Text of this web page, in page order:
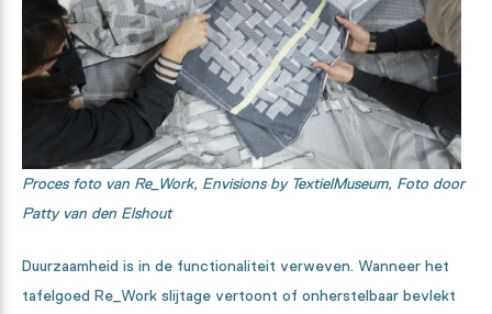
Proces foto van Re_Work, Envisions by TextielMuseum, Foto door
Patty van den Elshout
Duurzaamheid is in de functionaliteit verweven. Wanneer het
tafelgoed Re_Work slijtage vertoont of onherstelbaar bevlekt